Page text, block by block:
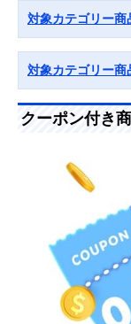
対象カテゴリー
対象カテゴリー
クーポン付き